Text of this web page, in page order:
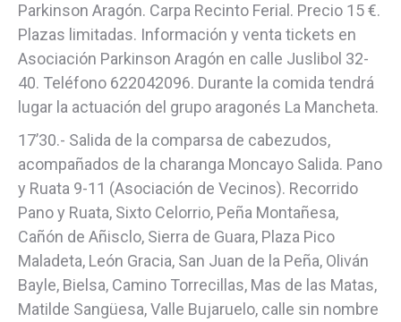
Parkinson Aragón. Carpa Recinto Ferial. Precio 15 €.
Plazas limitadas. Información y venta tickets en
Asociación Parkinson Aragón en calle Juslibol 32-
40. Teléfono 622042096. Durante la comida tendrá
lugar la actuación del grupo aragonés La Mancheta.
17’30.- Salida de la comparsa de cabezudos,
acompañados de la charanga Moncayo Salida. Pano
y Ruata 9-11 (Asociación de Vecinos). Recorrido
Pano y Ruata, Sixto Celorrio, Peña Montañesa,
Cañón de Añisclo, Sierra de Guara, Plaza Pico
Maladeta, León Gracia, San Juan de la Peña, Oliván
Bayle, Bielsa, Camino Torrecillas, Mas de las Matas,
Matilde Sangüesa, Valle Bujaruelo, calle sin nombre